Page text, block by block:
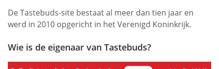
De Tastebuds-site bestaat al meer dan tien jaar en
werd in 2010 opgericht in het Verenigd Koninkrijk.
Wie is de eigenaar van Tastebuds?